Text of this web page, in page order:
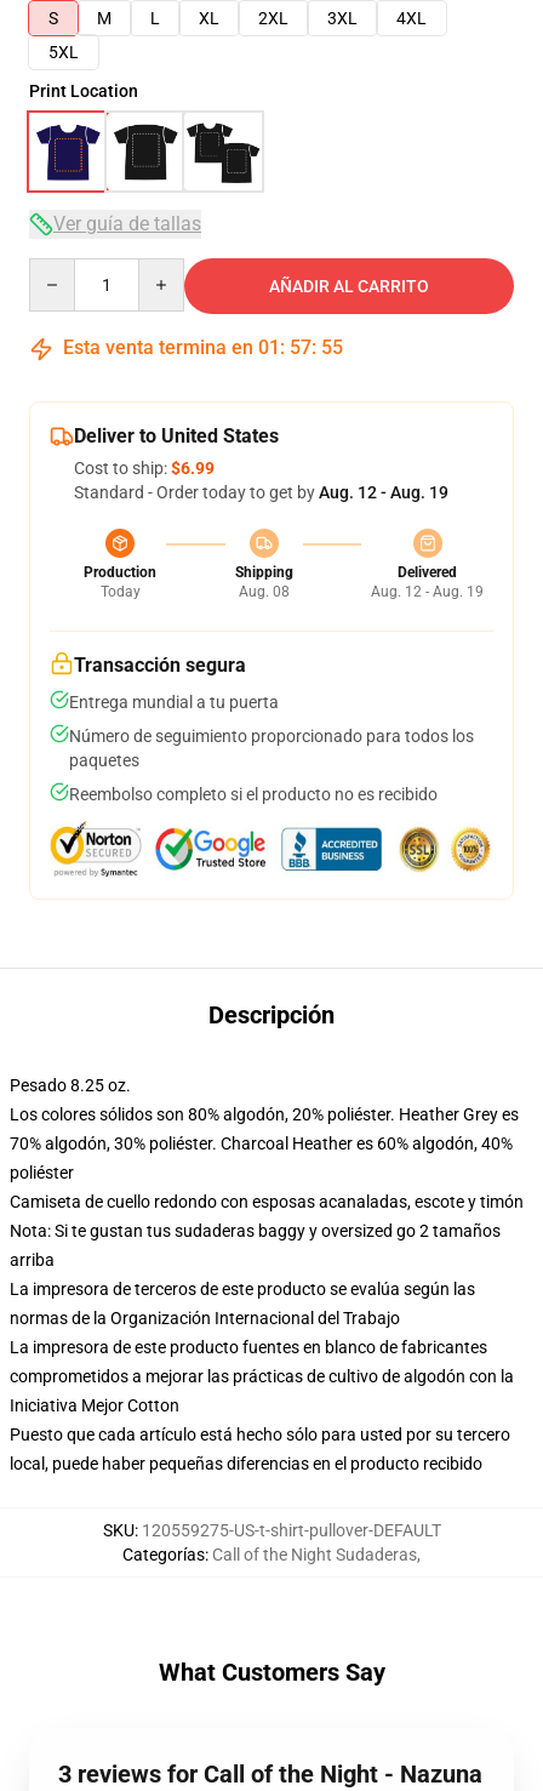
S
M L XL 2XL 3XL
4XL
5XL
Print Location
Ver guía de tallas
AÑADIR AL CARRITO
Esta venta termina en 01 : 57: 54
Deliver to United States
Cost to ship:$6.99
Standard - Order today to get byAug. 12 - Aug. 19
Production
Today
Shipping
Aug. 08
Delivered
Aug. 12 - Aug. 19
Transacción segura
Entrega mundial a tu puerta
Número de seguimiento proporcionado para todos los
paquetes
Reembolso completo si el producto no es recibido
Descripción
Pesado 8.25 oz.
Los colores sólidos son 80% algodón, 20% poliéster. Heather Grey es
70% algodón, 30% poliéster. Charcoal Heather es 60% algodón, 40%
poliéster
Camiseta de cuello redondo con esposas acanaladas, escote y timón
Nota: Si te gustan tus sudaderas baggy y oversized go 2 tamaños
arriba
La impresora de terceros de este producto se evalúa según las
normas de la Organización Internacional del Trabajo
La impresora de este producto fuentes en blanco de fabricantes
comprometidos a mejorar las prácticas de cultivo de algodón con la
Iniciativa Mejor Cotton
Puesto que cada artículo está hecho sólo para usted por su tercero
local, puede haber pequeñas diferencias en el producto recibido
SKU: 120559275-US-t-shirt-pullover-DEFAULT
Categorías: Call of the Night Sudaderas,
What Customers Say
3 reviews for Call of the Night - Nazuna